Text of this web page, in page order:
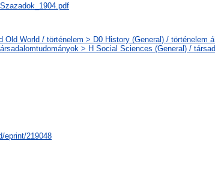
Old World / történelem > D0 History (General) / történelem
> H Social Sciences (General) /
eprint/219048